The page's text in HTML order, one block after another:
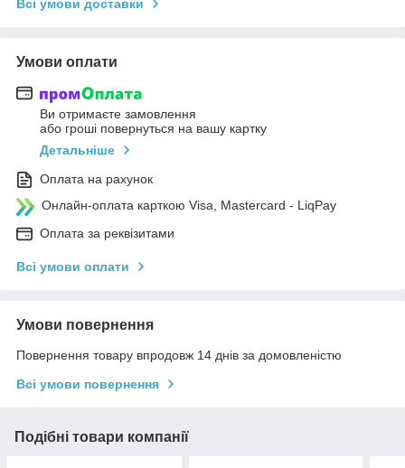
Всі умови доставки
Умови оплати
Ви отримаєте замовлення
або гроші повернуться на вашу картку
Детальніше
Оплата на рахунок
Онлайн-оплата карткою Visa, Mastercard - LiqPay
Оплата за реквізитами
Всі умови оплати
Умови повернення
Повернення товару впродовж 14 днів за домовленістю
Всі умови повернення
Подібні товари компанії